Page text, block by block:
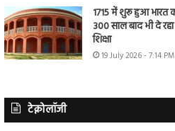
1715 में शुरू हुआ भारत
300 साल बाद भी दे रहा
शिक्षा
19 July 2026 - 7:14 PM
टेक्नोलॉजी